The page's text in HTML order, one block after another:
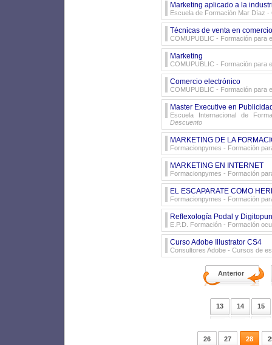
Marketing aplicado a la
Escuela de Formación Mar Díaz -
Técnicas de venta en
COMUPUBLIC - Formación para
Marketing
COMUPUBLIC - Formación para
Comercio electrónico
COMUPUBLIC - Formación para
Master Executive en
Escuela Internacional de
Descuento
MARKETING DE LA
Formacionpymes - Formación
MARKETING EN INTERNET
Formacionpymes - Formación
EL ESCAPARATE COMO
Formacionpymes - Formación
Reflexología Podal y
E.P.D. Formación - Formación
Curso Adobe Illustrator CS4
Consultores Adobe - Cursos de
Anterior
13 14 15
26 27 28